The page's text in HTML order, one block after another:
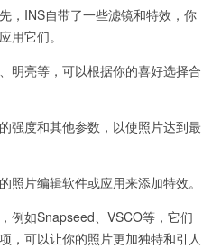
INS自带了一些滤镜和特效，你
用它们。
亮等，可以根据你的喜好选择合
度和其他参数，以使照片达到最
片编辑软件或应用来添加特效。
如Snapseed、VSCO等，它们
，可以让你的照片更加独特和引人